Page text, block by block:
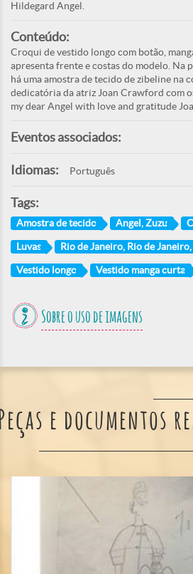
Hildegard Angel.
Conteúdo:
Croqui de vestido longo com botão,
apresenta frente e costas do modelo. Na
há uma amostra de tecido de zibeline na
dedicatória da atriz Joan Crawford com
my dear Angel with love and gratitude
Eventos associados:
Idiomas: Português
Tags:
Amostra de tecido Angel, Zuzu
Luvas Rio de Janeiro, Rio de
Vestido longo Vestido manga curta
Sobre o uso de imagens
e documentos